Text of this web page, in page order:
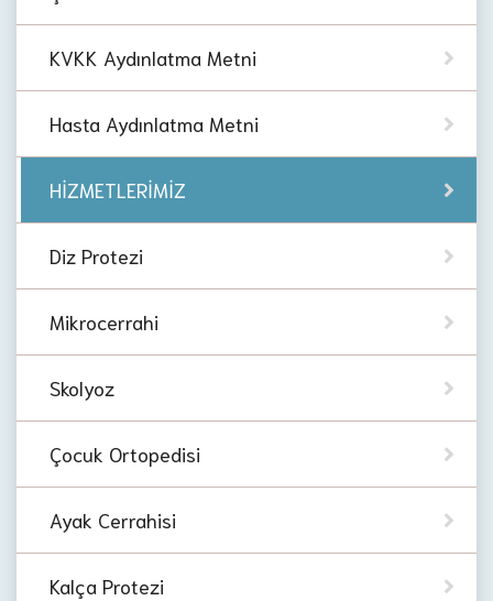
KVKK Aydınlatma Metni
Hasta Aydınlatma Metni
HİZMETLERİMİZ
Diz Protezi
Mikrocerrahi
Skolyoz
Çocuk Ortopedisi
Ayak Cerrahisi
Kalça Protezi